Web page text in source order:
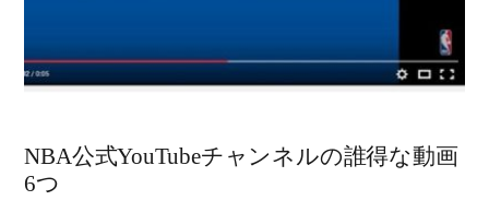
NBA公式YouTubeチャンネルの誰得な動画
6つ